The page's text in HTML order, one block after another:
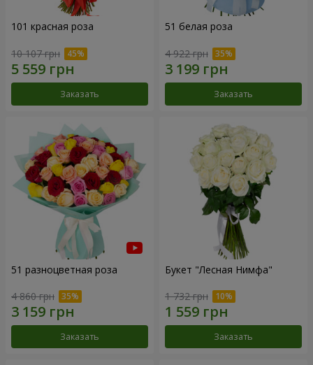
101 красная роза
10 107 грн
Заказать
51 белая роза
4 922 грн
Заказать
51 разноцветная роза
4 860 грн
Заказать
Букет "Лесная Нимфа"
1 732 грн
Заказать